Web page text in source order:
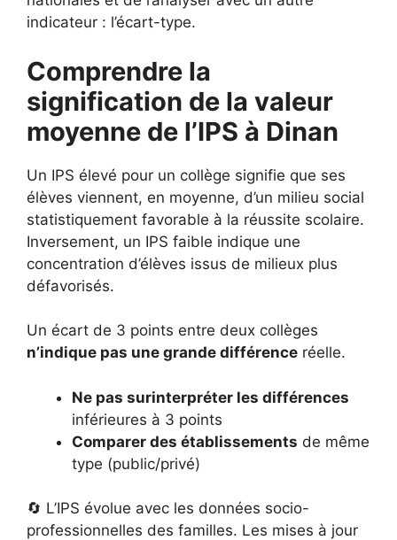
indicateur : l’écart-type.
Comprendre la
signification de la valeur
moyenne de l’IPS à Dinan
Un IPS élevé pour un collège signifie que ses
élèves viennent, en moyenne, d’un milieu social
statistiquement favorable à la réussite scolaire.
Inversement, un IPS faible indique une
concentration d’élèves issus de milieux plus
défavorisés.
Un écart de 3 points entre deux collèges
n’indique pas une grande différence réelle.
Ne pas surinterpréter les différences
inférieures à 3 points
Comparer des établissements de même
type (public/privé)
🔄 L’IPS évolue avec les données socio-
professionnelles des familles. Les mises à jour